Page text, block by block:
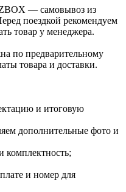
— самовывоз из
поездкой рекомендуем
товар у менеджера.
по предварительному
товара и доставки.
и итоговую
дополнительные фото и
комплектность;
и номер для